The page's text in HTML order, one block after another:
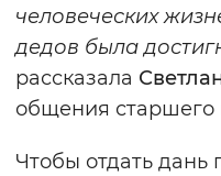
человеческих
дедов была
рассказала
общения старшего
Чтобы отдать дань